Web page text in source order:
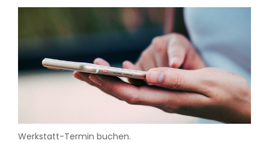
Werkstatt-Termin buchen.